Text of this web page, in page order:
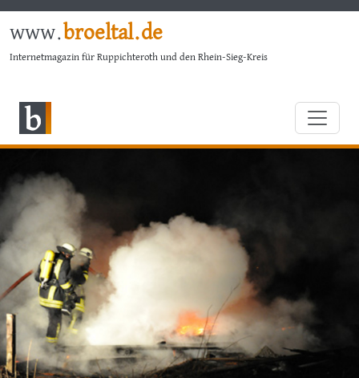
www.broeltal.de
Internetmagazin für Ruppichteroth und den Rhein-Sieg-Kreis